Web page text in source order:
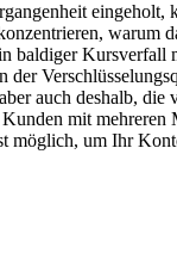
warum
auch deshalb,
mit
möglich, um Ihr